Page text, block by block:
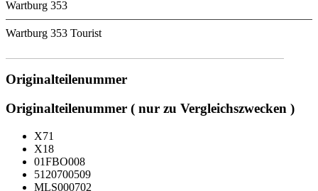
Wartburg 353
Wartburg 353 Tourist
Originalteilenummer
Originalteilenummer ( nur zu Vergleichszwecken )
X71
X18
01FBO008
5120700509
MLS000702